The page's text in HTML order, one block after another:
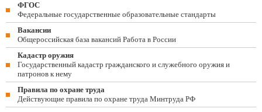
ФГОС
Федеральные государственные образовательные стандарты
Вакансии
Общероссийская база вакансий Работа в России
Кадастр оружия
Государственный кадастр гражданского и служебного оружия и
патронов к нему
Правила по охране труда
Действующие правила по охране труда Минтруда РФ